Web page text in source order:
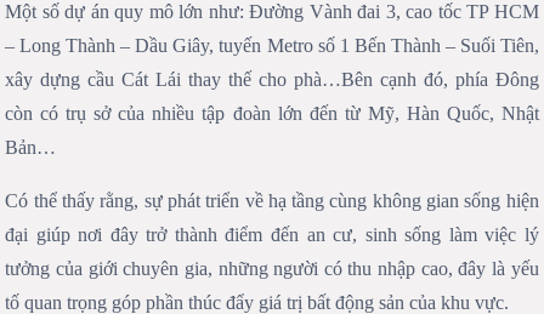
Một số dự án quy mô lớn như: Đường Vành đai 3, cao tốc TP HCM
– Long Thành – Dầu Giây, tuyến Metro số 1 Bến Thành – Suối Tiên,
xây dựng cầu Cát Lái thay thế cho phà…Bên cạnh đó, phía Đông
còn có trụ sở của nhiều tập đoàn lớn đến từ Mỹ, Hàn Quốc, Nhật
Bản…
Có thể thấy rằng, sự phát triển về hạ tầng cùng không gian sống hiện
đại giúp nơi đây trở thành điểm đến an cư, sinh sống làm việc lý
tưởng của giới chuyên gia, những người có thu nhập cao, đây là yếu
tố quan trọng góp phần thúc đẩy giá trị bất động sản của khu vực.